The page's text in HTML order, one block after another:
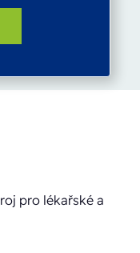
pro lékařské a